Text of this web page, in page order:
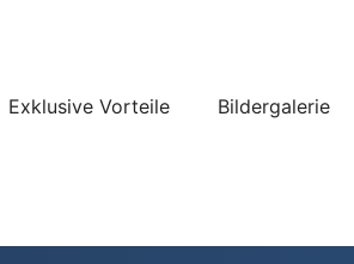
Exklusive Vorteile Bildergalerie